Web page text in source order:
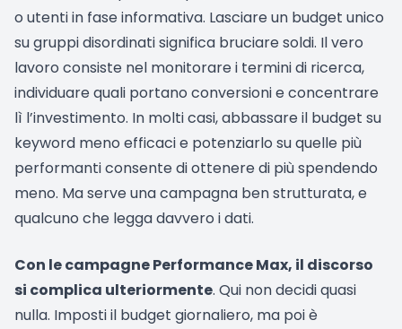
o utenti in fase informativa. Lasciare un budget unico
su gruppi disordinati significa bruciare soldi. Il vero
lavoro consiste nel monitorare i termini di ricerca,
individuare quali portano conversioni e concentrare
lì l’investimento. In molti casi, abbassare il budget su
keyword meno efficaci e potenziarlo su quelle più
performanti consente di ottenere di più spendendo
meno. Ma serve una campagna ben strutturata, e
qualcuno che legga davvero i dati.
Con le campagne Performance Max, il discorso
si complica ulteriormente. Qui non decidi quasi
nulla. Imposti il budget giornaliero, ma poi è